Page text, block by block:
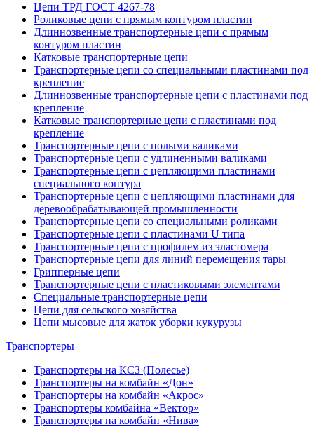
Цепи ТРД ГОСТ 4267-78
Роликовые цепи с прямым контуром пластин
Длиннозвенные транспортерные цепи с прямым
контуром пластин
Катковые транспортерные цепи
Транспортерные цепи со специальными пластинами под
крепление
Длиннозвенные транспортерные цепи с пластинами под
крепление
Катковые транспортерные цепи с пластинами под
крепление
Транспортерные цепи с полыми валиками
Транспортерные цепи с удлиненными валиками
Транспортерные цепи с цепляющими пластинами
специального контура
Транспортерные цепи с цепляющими пластинами для
деревообрабатывающей промышленности
Транспортерные цепи со специальными роликами
Транспортерные цепи с пластинами U типа
Транспортерные цепи с профилем из эластомера
Транспортерные цепи для линий перемещения тары
Грипперные цепи
Транспортерные цепи с пластиковыми элементами
Специальные транспортерные цепи
Цепи для сельского хозяйства
Цепи мысовые для жаток уборки кукурузы
Транспортеры
Транспортеры на КСЗ (Полесье)
Транспортеры на комбайн «Дон»
Транспортеры на комбайн «Акрос»
Транспортеры комбайна «Вектор»
Транспортеры на комбайн «Нива»